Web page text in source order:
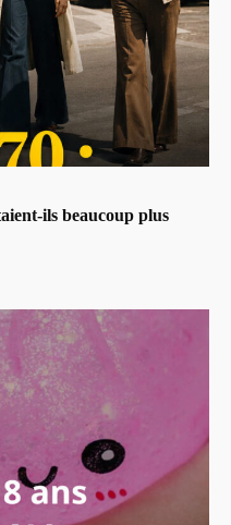
ils beaucoup plus